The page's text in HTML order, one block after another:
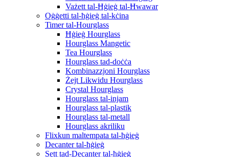
Vażett tal-Ħġieġ tal-Ħwawar
Oġġetti tal-ħġieġ tal-kċina
Timer tal-Hourglass
Ħġieġ Hourglass
Hourglass Mangetic
Tea Hourglass
Hourglass tad-doċċa
Kombinazzjoni Hourglass
Żejt Likwidu Hourglass
Crystal Hourglass
Hourglass tal-injam
Hourglass tal-plastik
Hourglass tal-metall
Hourglass akriliku
Flixkun maltempata tal-ħġieġ
Decanter tal-ħġieġ
Sett tad-Decanter tal-ħġieġ